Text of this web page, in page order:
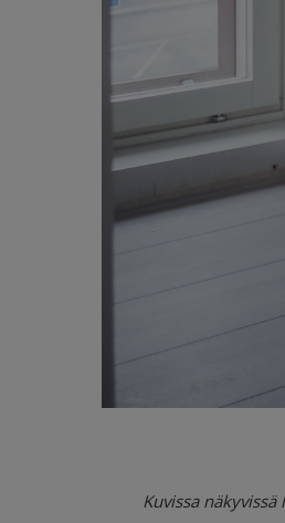
Kuvissa